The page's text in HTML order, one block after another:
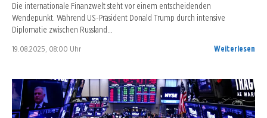
Die internationale Finanzwelt steht vor einem entscheidenden
Wendepunkt. Während US-Präsident Donald Trump durch intensive
Diplomatie zwischen Russland…
19.08.2025, 08:00 Uhr Weiterlesen